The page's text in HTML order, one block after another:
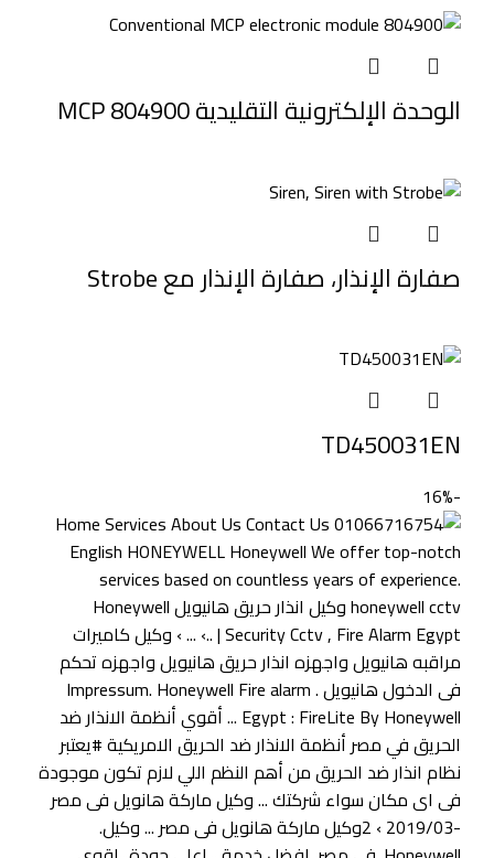
الوحدة الإلكترونية التقليدية MCP 804900
صفارة الإنذار، صفارة الإنذار مع Strobe
TD450031EN
-16%